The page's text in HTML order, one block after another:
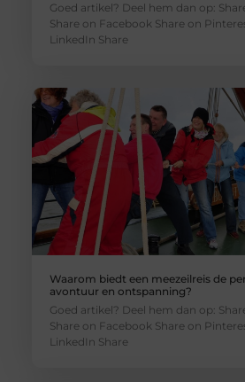
Goed artikel? Deel hem dan op:
Share on Facebook Share on
LinkedIn Share
Waarom biedt een meezeilreis de
avontuur en ontspanning?
Goed artikel? Deel hem dan op:
Share on Facebook Share on
LinkedIn Share